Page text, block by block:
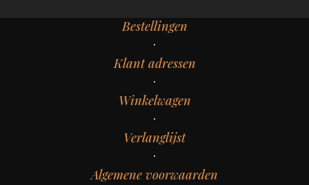
Bestellingen
Klant adressen
Winkelwagen
Verlanglijst
Algemene voorwaarden